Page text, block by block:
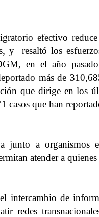
efectivo
y resaltó los
en el año
más de
que dirige en los
casos que han
a organismos
atender a
el intercambio de
redes